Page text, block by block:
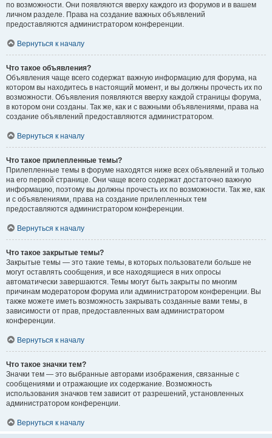
по возможности. Они появляются вверху каждого из форумов и в вашем
личном разделе. Права на создание важных объявлений
предоставляются администратором конференции.
Вернуться к началу
Что такое объявления?
Объявления чаще всего содержат важную информацию для форума, на
котором вы находитесь в настоящий момент, и вы должны прочесть их по
возможности. Объявления появляются вверху каждой страницы форума,
в котором они созданы. Так же, как и с важными объявлениями, права на
создание объявлений предоставляются администратором.
Вернуться к началу
Что такое прилепленные темы?
Прилепленные темы в форуме находятся ниже всех объявлений и только
на его первой странице. Они чаще всего содержат достаточно важную
информацию, поэтому вы должны прочесть их по возможности. Так же, как
и с объявлениями, права на создание прилепленных тем
предоставляются администратором конференции.
Вернуться к началу
Что такое закрытые темы?
Закрытые темы — это такие темы, в которых пользователи больше не
могут оставлять сообщения, и все находящиеся в них опросы
автоматически завершаются. Темы могут быть закрыты по многим
причинам модератором форума или администратором конференции. Вы
также можете иметь возможность закрывать созданные вами темы, в
зависимости от прав, предоставленных вам администратором
конференции.
Вернуться к началу
Что такое значки тем?
Значки тем — это выбранные авторами изображения, связанные с
сообщениями и отражающие их содержание. Возможность
использования значков тем зависит от разрешений, установленных
администратором конференции.
Вернуться к началу